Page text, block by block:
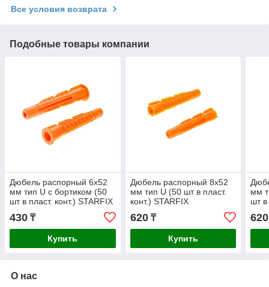
Все условия возврата
Подобные товары компании
Дюбель распорный 6х52
мм тип U с бортиком (50
шт в пласт. конт.) STARFIX
430 ₸
Купить
Дюбель распорный 8х52
мм тип U (50 шт в пласт.
конт.) STARFIX
620₸
Купить
мм
шт в
620
О нас